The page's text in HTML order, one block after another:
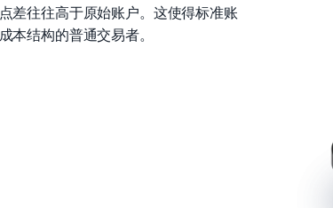
差往往高于原始账户。这使得标准账
本结构的普通交易者。